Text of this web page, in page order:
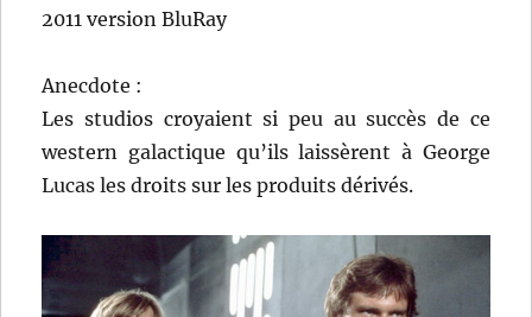
2011 version BluRay
Anecdote :
Les studios croyaient si peu au succès de ce
western galactique qu’ils laissèrent à George
Lucas les droits sur les produits dérivés.